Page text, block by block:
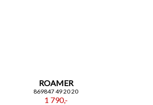
ROAMER
869847 49 20 20
1 790,-